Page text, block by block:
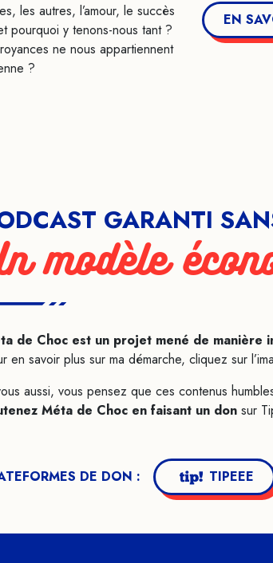
les autres, l’amour, le succès
pourquoi y tenons-nous tant ?
ne nous appartiennent
?
EN
GARANTI
modèle
de Choc est un projet mené de manière
en savoir plus sur ma démarche, cliquez sur
aussi, vous pensez que ces contenus
Méta de Choc en faisant un don sur
DE DON : TIPEEE